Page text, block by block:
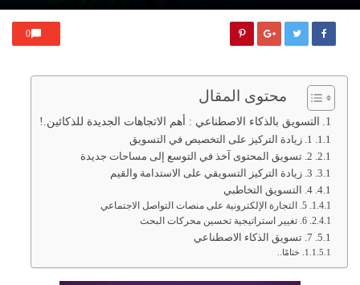
0
محتوى المقال
التسويق بالذكاء الاصطناعي : أهم الاتجاهات الجديدة للذكائين.!
1. زيادة التركيز على التخصيص في التسويق
2. تسويق المحتوى آخذ في التوسع إلى مساحات جديدة
3. زيادة التركيز التسويقي على الاستدامة والقيم
4. التسويق التخاطبي
5. التجارة الإلكترونية على منصات التواصل الاجتماعي
6. تغيير استراتيجية تحسين محركات البحث
7. تسويق الذكاء الاصطناعي
ختامًا..